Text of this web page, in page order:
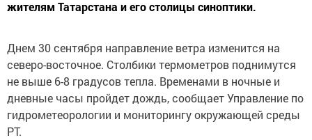
жителям Татарстана и его столицы синоптики.
Днем 30 сентября направление ветра изменится на
северо-восточное. Столбики термометров поднимутся
не выше 6-8 градусов тепла. Временами в ночные и
дневные часы пройдет дождь, сообщает Управление по
гидрометеорологии и мониторингу окружающей среды
РТ.